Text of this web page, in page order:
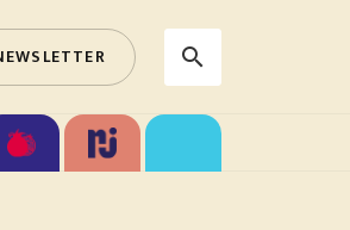
search
search